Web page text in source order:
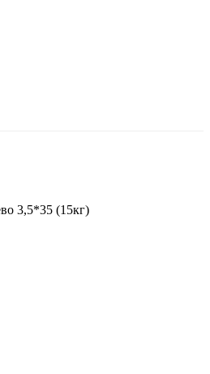
3,5*35 (15кг)